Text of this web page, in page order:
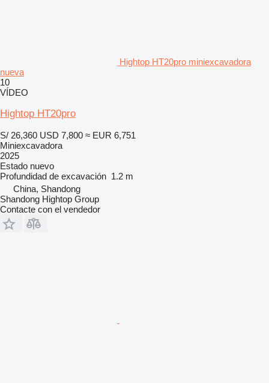
Hightop HT20pro miniexcavadora
nueva
10
VÍDEO
Hightop HT20pro
S/ 26,360 USD 7,800 ≈ EUR 6,751
Miniexcavadora
2025
Estado nuevo
Profundidad de excavación 1.2 m
China, Shandong
Shandong Hightop Group
Contacte con el vendedor